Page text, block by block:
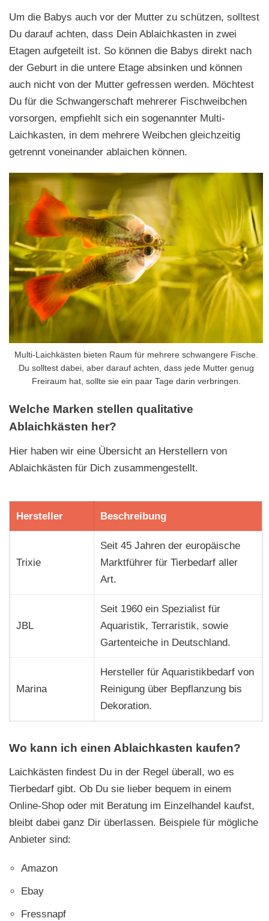
Um die Babys auch vor der Mutter zu schützen, solltest
Du darauf achten, dass Dein Ablaichkasten in zwei
Etagen aufgeteilt ist. So können die Babys direkt nach
der Geburt in die untere Etage absinken und können
auch nicht von der Mutter gefressen werden. Möchtest
Du für die Schwangerschaft mehrerer Fischweibchen
vorsorgen, empfiehlt sich ein sogenannter Multi-
Laichkasten, in dem mehrere Weibchen gleichzeitig
getrennt voneinander ablaichen können.
Multi-Laichkästen bieten Raum für mehrere schwangere Fische.
Du solltest dabei, aber darauf achten, dass jede Mutter genug
Freiraum hat, sollte sie ein paar Tage darin verbringen.
Welche Marken stellen qualitative
Ablaichkästen her?
Hier haben wir eine Übersicht an Herstellern von
Ablaichkästen für Dich zusammengestellt.
Hersteller Beschreibung
Trixie
Seit 45 Jahren der europäische
Marktführer für Tierbedarf aller
Art.
JBL
Seit 1960 ein Spezialist für
Aquaristik, Terraristik, sowie
Gartenteiche in Deutschland.
Marina
Hersteller für Aquaristikbedarf von
Reinigung über Bepflanzung bis
Dekoration.
Wo kann ich einen Ablaichkasten kaufen?
Laichkästen findest Du in der Regel überall, wo es
Tierbedarf gibt. Ob Du sie lieber bequem in einem
Online-Shop oder mit Beratung im Einzelhandel kaufst,
bleibt dabei ganz Dir überlassen. Beispiele für mögliche
Anbieter sind:
Amazon
Ebay
Fressnapf